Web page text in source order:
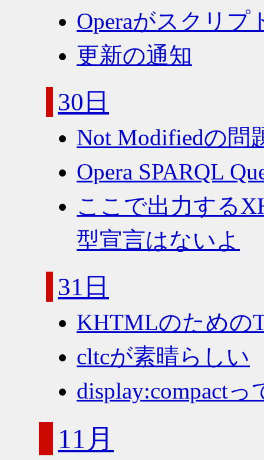
Operaがスクリ
更新の通知
30日
Not Modifiedの問
Opera SPARQL
ここで出力する
型宣言はないよ
31日
KHTMLのための
cltcが素晴らしい
display:compact
11月